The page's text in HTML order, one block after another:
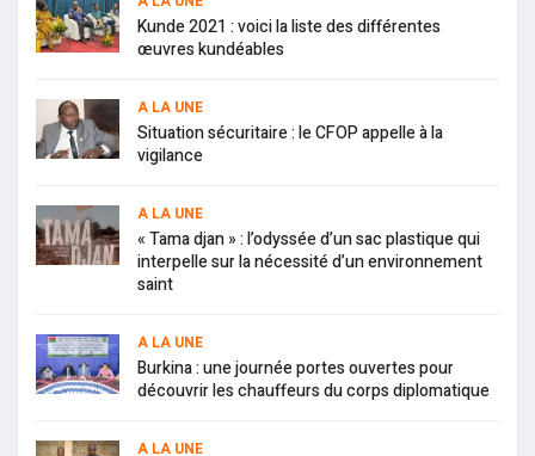
Kunde 2021 : voici la liste des différentes
œuvres kundéables
A LA UNE
Situation sécuritaire : le CFOP appelle à la
vigilance
A LA UNE
« Tama djan » : l’odyssée d’un sac plastique qui
interpelle sur la nécessité d’un environnement
saint
A LA UNE
Burkina : une journée portes ouvertes pour
découvrir les chauffeurs du corps diplomatique
A LA UNE